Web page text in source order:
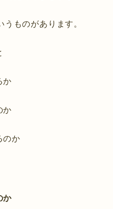
ものがあります。
か
か
のか
か